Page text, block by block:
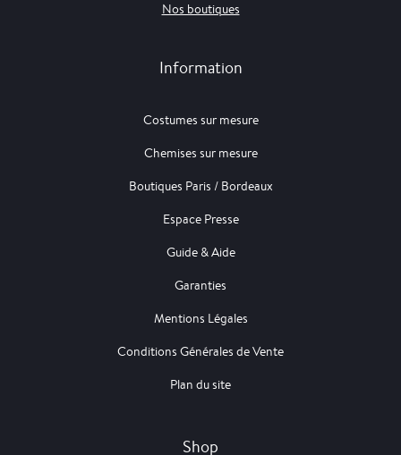
Nos boutiques
Information
Costumes sur mesure
Chemises sur mesure
Boutiques Paris / Bordeaux
Espace Presse
Guide & Aide
Garanties
Mentions Légales
Conditions Générales de Vente
Plan du site
Shop